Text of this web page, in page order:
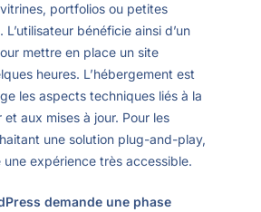
portfolios ou petites
bénéficie ainsi d’un
mettre en place un site
heures. L’hébergement est
les aspects techniques liés à la
aux mises à jour. Pour les
une solution plug-and-play,
expérience très accessible.
demande une phase